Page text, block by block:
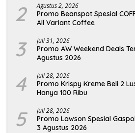
2 Agustus 2, 2026
Promo Beanspot Spesial
All Variant Coffee
3 Juli 31, 2026
Promo AW Weekend Deals
Agustus 2026
4 Juli 28, 2026
Promo Krispy Kreme Beli 2
Hanya 100 Ribu
5 Juli 28, 2026
Promo Lawson Spesial
3 Agustus 2026